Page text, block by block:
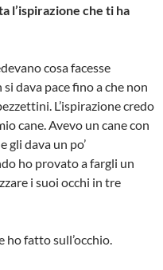
l’ispirazione che ti ha
cosa facesse
dava pace fino a che non
L’ispirazione credo
cane. Avevo un cane con
gli dava un po’
ho provato a fargli un
i suoi occhi in tre
ho fatto sull’occhio.